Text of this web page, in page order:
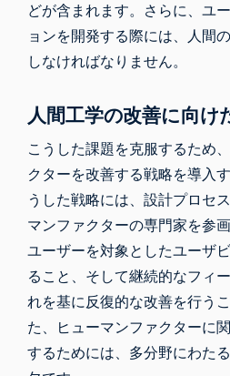
どが含まれます。さらに、ユ
ョンを開発する際には、人間
しなければなりません。
人間工学の改善に向け
こうした課題を克服するため
クターを改善する戦略を導入
うした戦略には、設計プロセ
マンファクターの専門家を参
ユーザーを対象としたユーザ
ること、そして継続的なフィ
れを基に反復的な改善を行う
た、ヒューマンファクターに
するためには、多分野にわた